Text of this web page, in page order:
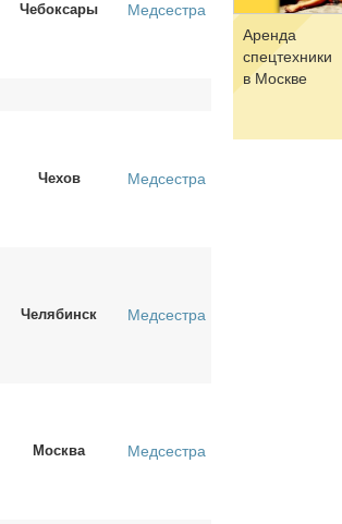
Арен­да
спец­тех­ни­ки
в Москве
Чебоксары Медсестра
Чехов Медсестра
Челябинск Медсестра
Москва Медсестра